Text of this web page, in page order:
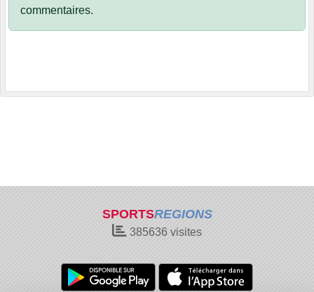
commentaires.
SPORTSREGIONS
385636 visites